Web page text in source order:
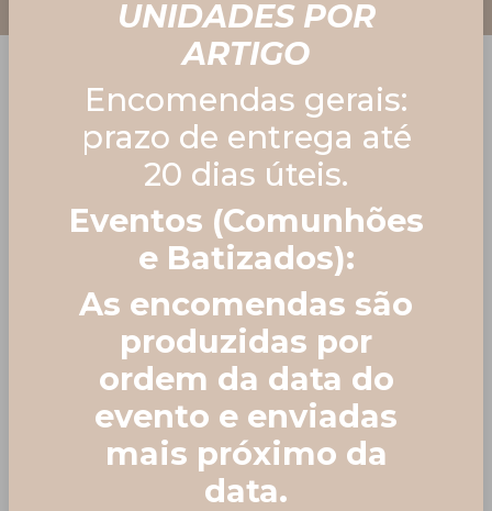
Home
Lembranças de Batismo
Saquinho alfazema 🕊️
UNIDADES POR
ARTIGO
Encomendas gerais:
prazo de entrega até
20 dias úteis.
Eventos (Comunhões
e Batizados):
As encomendas são
produzidas por
ordem da data do
evento e enviadas
mais próximo da
data.